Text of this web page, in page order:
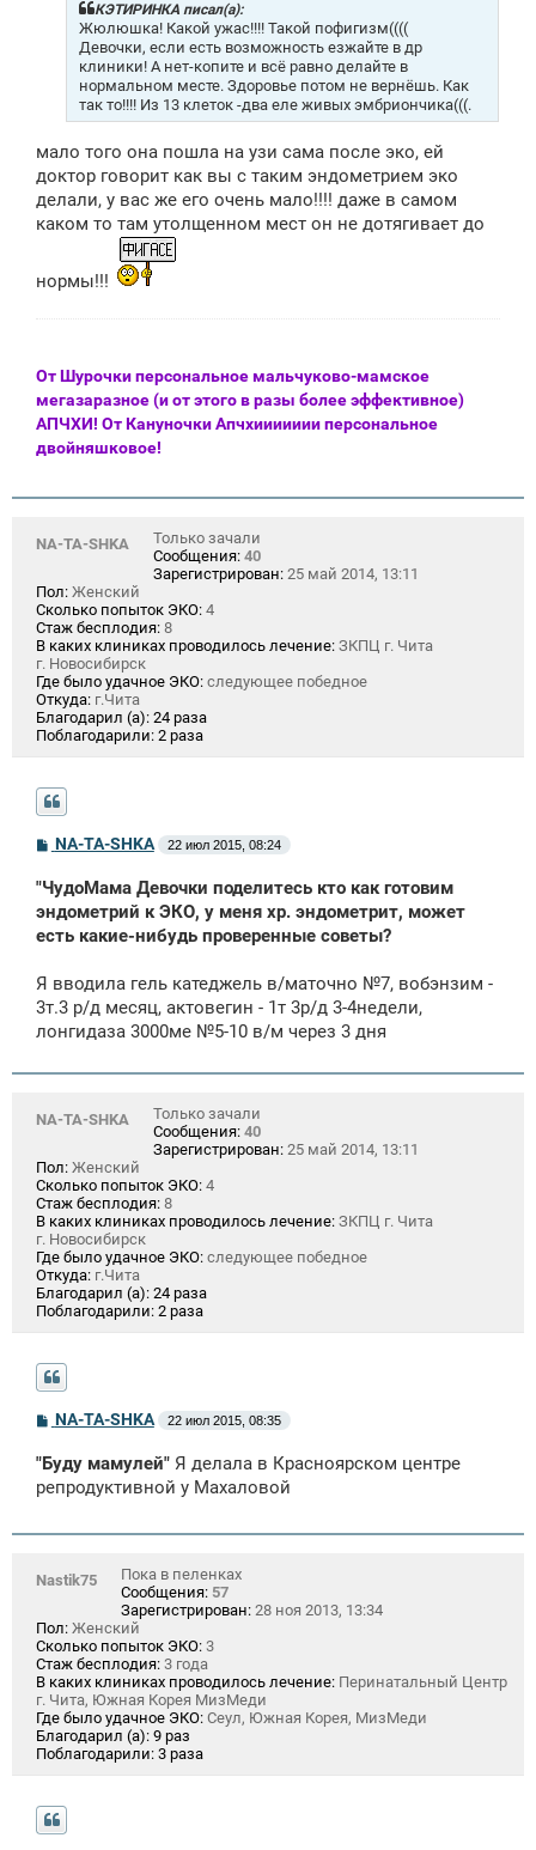
КЭТИРИНКА писал(а):
Жюлюшка! Какой ужас!!!! Такой пофигизм((((
Девочки, если есть возможность езжайте в др
клиники! А нет-копите и всё равно делайте в
нормальном месте. Здоровье потом не вернёшь. Как
так то!!!! Из 13 клеток -два еле живых эмбриончика(((.
мало того она пошла на узи сама после эко, ей
доктор говорит как вы с таким эндометрием эко
делали, у вас же его очень мало!!!! даже в самом
каком то там утолщенном мест он не дотягивает до
нормы!!!
От Шурочки персональное мальчуково-мамское
мегазаразное (и от этого в разы более эффективное)
АПЧХИ! От Кануночки Апчхиииииии персональное
двойняшковое!
NA-TA-SHKA
Только зачали
Сообщения: 40
Зарегистрирован: 25 май 2014, 13:11
Пол: Женский
Сколько попыток ЭКО: 4
Стаж бесплодия: 8
В каких клиниках проводилось лечение: ЗКПЦ г. Чита
г. Новосибирск
Где было удачное ЭКО: следующее победное
Откуда: г.Чита
Благодарил (а): 24 раза
Поблагодарили: 2 раза
С
о
б
щ
е
н
NA-TA-SHKA 22 июл 2015, 08:24
"ЧудоМама Девочки поделитесь кто как готовим
эндометрий к ЭКО, у меня хр. эндометрит, может
есть какие-нибудь проверенные советы?
Я вводила гель катеджель в/маточно №7, вобэнзим -
3т.3 р/д месяц, актовегин - 1т 3р/д 3-4недели,
лонгидаза 3000мe №5-10 в/м через 3 дня
NA-TA-SHKA
Только зачали
Сообщения: 40
Зарегистрирован: 25 май 2014, 13:11
Пол: Женский
Сколько попыток ЭКО: 4
Стаж бесплодия: 8
В каких клиниках проводилось лечение: ЗКПЦ г. Чита
г. Новосибирск
Где было удачное ЭКО: следующее победное
Откуда: г.Чита
Благодарил (а): 24 раза
Поблагодарили: 2 раза
С
о
б
щ
и
NA-TA-SHKA 22 июл 2015, 08:35
"Буду мамулей" Я делала в Красноярском центре
репродуктивной у Махаловой
Nastik75
Пока в пеленках
Сообщения: 57
Зарегистрирован: 28 ноя 2013, 13:34
Пол: Женский
Сколько попыток ЭКО: 3
Стаж бесплодия: 3 года
В каких клиниках проводилось лечение: Перинатальный Центр
г. Чита, Южная Корея МизМеди
Где было удачное ЭКО: Сеул, Южная Корея, МизМеди
Благодарил (а): 9 раз
Поблагодарили: 3 раза